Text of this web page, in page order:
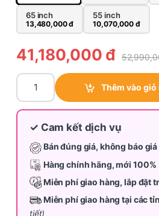
65 inch
13,480,000đ
55 inch
10,070,000 đ
41,180,000 đ
Tivi Xiaomi S Mini LED 98 inch
Thêm vào giỏ
✓ Cam kết dịch vụ
Bán đúng giá, không báo giá
Hàng chính hãng, mới 100%
Miễn phí giao hàng, lắp đặt
Miễn phí giao hàng tại các
tiết)